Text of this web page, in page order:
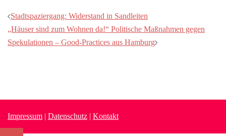
Stadtspaziergang: Widerstand in Sandleiten
„Häuser sind zum Wohnen da!“ Politische Maßnahmen gegen
Spekulationen – Good-Practices aus Hamburg
Impressum | Datenschutz | Kontakt